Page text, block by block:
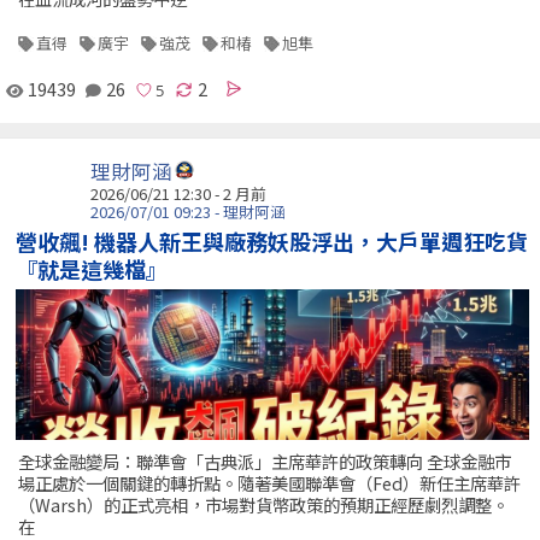
直得 廣宇 強茂 和椿 旭隼
19439 26 2
理財阿涵
2026/06/21 12:30 - 2 月前
2026/07/01 09:23 - 理財阿涵
營收飆! 機器人新王與廠務妖股浮出，大戶單週狂吃貨
『就是這幾檔』
全球金融變局：聯準會「古典派」主席華許的政策轉向 全球金融市
場正處於一個關鍵的轉折點。隨著美國聯準會（Fed）新任主席華許
（Warsh）的正式亮相，市場對貨幣政策的預期正經歷劇烈調整。
在